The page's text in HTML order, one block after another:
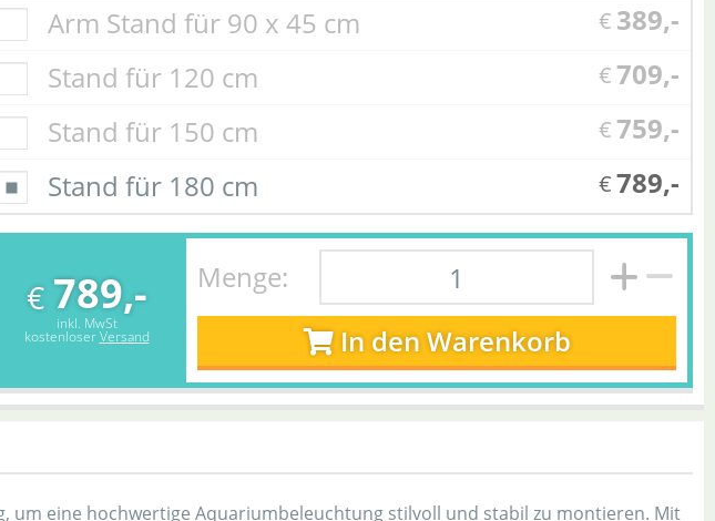
Arm Stand für 90 x 45 cm
€ 389,-
Stand für 120 cm
€709,-
Stand für 150 cm
€759,-
Stand für 180 cm
€789,-
€ 789,-
inkl. MwSt
kostenloserVersand
Menge:
In den Warenkorb
um eine hochwertige Aquariumbeleuchtung stilvoll und stabil zu montieren. Mit